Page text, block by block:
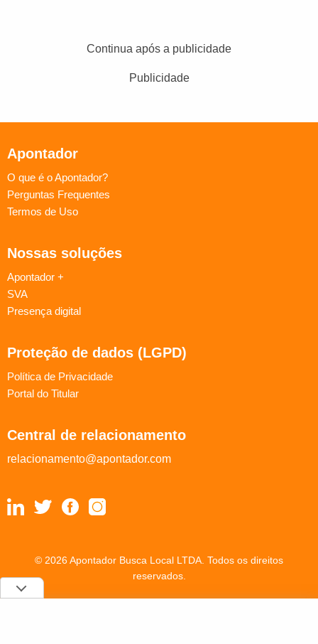
Continua após a publicidade
Publicidade
Apontador
O que é o Apontador?
Perguntas Frequentes
Termos de Uso
Nossas soluções
Apontador +
SVA
Presença digital
Proteção de dados (LGPD)
Política de Privacidade
Portal do Titular
Central de relacionamento
relacionamento@apontador.com
© 2026 Apontador Busca Local LTDA. Todos os direitos
reservados.